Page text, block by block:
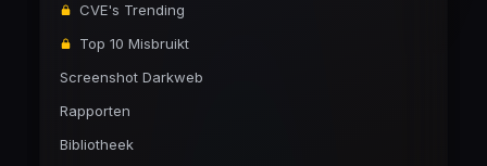
CVE's Trending
Top 10 Misbruikt
Screenshot Darkweb
Rapporten
Bibliotheek